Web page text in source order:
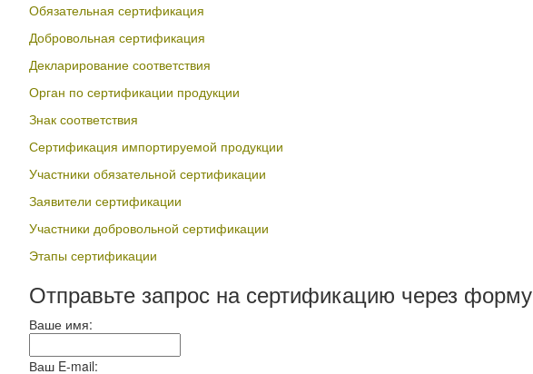
Обязательная сертификация
Добровольная сертификация
Декларирование соответствия
Орган по сертификации продукции
Знак соответствия
Сертификация импортируемой продукции
Участники обязательной сертификации
Заявители сертификации
Участники добровольной сертификации
Этапы сертификации
Отправьте запрос на сертификацию через
Ваше имя:
Ваш E-mail: